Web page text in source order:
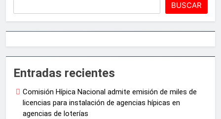
BUSCAR
Entradas recientes
Comisión Hípica Nacional admite emisión de miles de
licencias para instalación de agencias hípicas en
agencias de loterías